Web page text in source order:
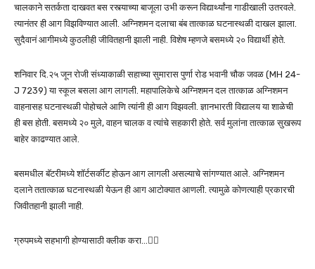
चालकाने सतर्कता दाखवत बस रस्त्याच्या बाजूला उभी करून विद्यार्थ्यांना गाडीखाली उतरवले.
त्यानंतर ही आग विझविण्यात आली. अग्निशमन दलाचा बंब तात्काळ घटनास्थळी दाखल झाला.
सुदैवानं आगीमध्ये कुठलीही जीवितहानी झाली नाही. विशेष म्हणजे बसमध्ये २० विद्यार्थी होते.
शनिवार दि.२५ जून रोजी संध्याकाळी सहाच्या सुमारास पुर्णा रोड भवानी चौक जवळ (MH 24-
J 7239) या स्कूल बसला आग लागली. महापालिकेचे अग्निशमन दल तात्काळ अग्निशमन
वाहनासह घटनास्थळी पोहोचले आणि त्यांनी ही आग विझवली. ज्ञानभारती विद्यालय या शाळेची
ही बस होती. बसमध्ये २० मुले, वाहन चालक व त्यांचे सहकारी होते. सर्व मुलांना तात्काळ सुखरूप
बाहेर काढण्यात आले.
बसमधील बॅटरीमध्ये शॉर्टसर्कीट होऊन आग लागली असल्याचे सांगण्यात आले. अग्निशमन
दलाने ततात्काळ घटनास्थळी येऊन ही आग आटोक्यात आणली. त्यामुळे कोणत्याही प्रकारची
जिवीतहानी झाली नाही.
ग्रुपमध्ये सहभागी होण्यासाठी क्लीक करा…👆🏻